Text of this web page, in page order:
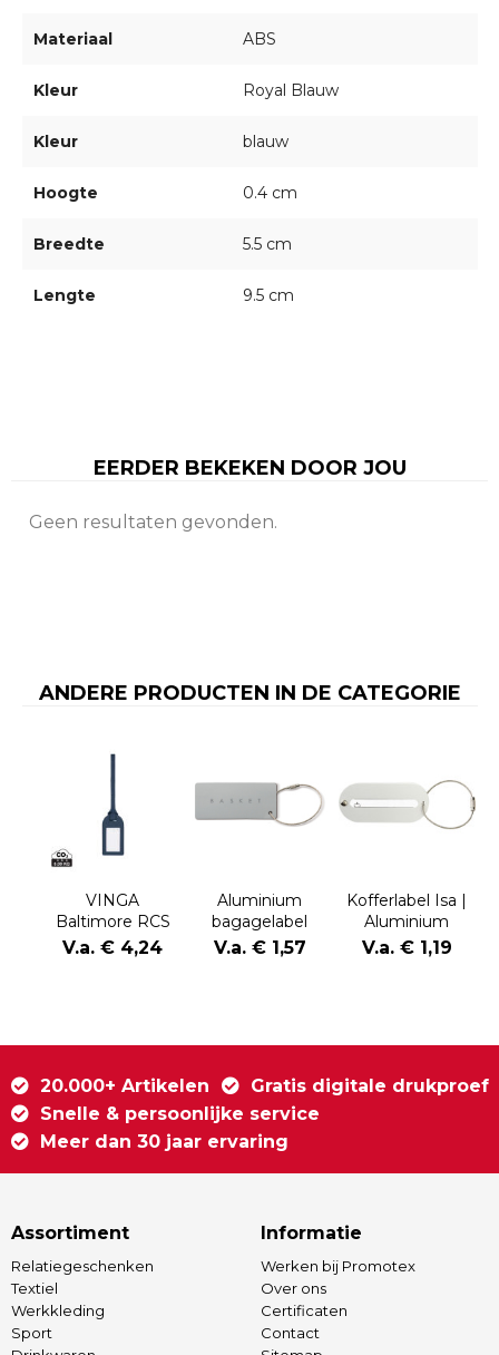
Materiaal ABS
Kleur Royal Blauw
Kleur blauw
Hoogte 0.4 cm
Breedte 5.5 cm
Lengte 9.5 cm
EERDER BEKEKEN DOOR JOU
Geen resultaten gevonden.
ANDERE PRODUCTEN IN DE CATEGORIE
VINGA
Baltimore RCS
recycled
polyester
V.a. € 4,24
Aluminium
bagagelabel
rechthoek
V.a. € 1,57
Kofferlabel Isa |
Aluminium
V.a. € 1,19
20.000+ Artikelen
Gratis digitale drukproef
Snelle & persoonlijke service
Meer dan 30 jaar ervaring
Assortiment
Relatiegeschenken
Textiel
Werkkleding
Sport
Informatie
Werken bij Promotex
Over ons
Certificaten
Contact